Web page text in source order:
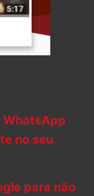
WhatsApp
no seu
para não